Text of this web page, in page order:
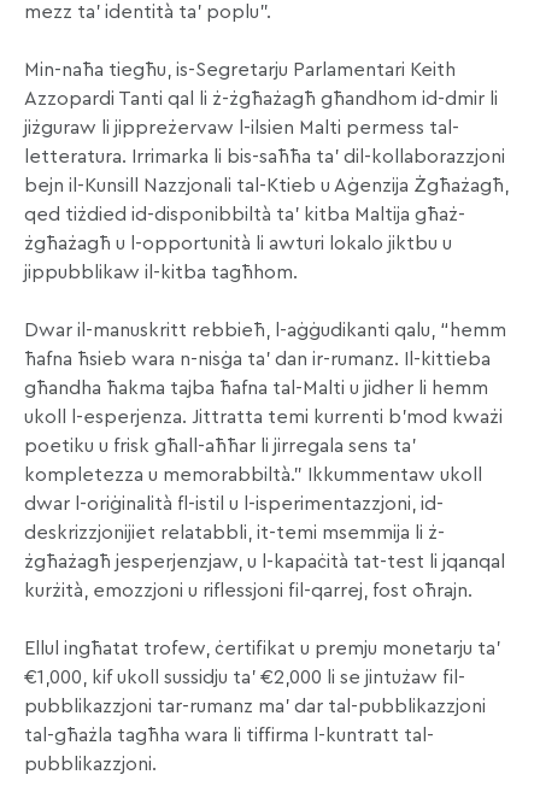
mezz ta’ identità ta’ poplu”.
Min-naħa tiegħu, is-Segretarju Parlamentari Keith
Azzopardi Tanti qal li ż-żgħażagħ għandhom id-dmir li
jiżguraw li jippreżervaw l-ilsien Malti permess tal-
letteratura. Irrimarka li bis-saħħa ta’ dil-kollaborazzjoni
bejn il-Kunsill Nazzjonali tal-Ktieb u Aġenzija Żgħażagħ,
qed tiżdied id-disponibbiltà ta’ kitba Maltija għaż-
żgħażagħ u l-opportunità li awturi lokalo jiktbu u
jippubblikaw il-kitba tagħhom.
Dwar il-manuskritt rebbieħ, l-aġġudikanti qalu, “hemm
ħafna ħsieb wara n-nisġa ta’ dan ir-rumanz. Il-kittieba
għandha ħakma tajba ħafna tal-Malti u jidher li hemm
ukoll l-esperjenza. Jittratta temi kurrenti b’mod kważi
poetiku u frisk għall-aħħar li jirregala sens ta’
kompletezza u memorabbiltà.” Ikkummentaw ukoll
dwar l-oriġinalità fl-istil u l-isperimentazzjoni, id-
deskrizzjonijiet relatabbli, it-temi msemmija li ż-
żgħażagħ jesperjenzjaw, u l-kapaċità tat-test li jqanqal
kurżità, emozzjoni u riflessjoni fil-qarrej, fost oħrajn.
Ellul ingħatat trofew, ċertifikat u premju monetarju ta’
€1,000, kif ukoll sussidju ta’ €2,000 li se jintużaw fil-
pubblikazzjoni tar-rumanz ma’ dar tal-pubblikazzjoni
tal-għażla tagħha wara li tiffirma l-kuntratt tal-
pubblikazzjoni.